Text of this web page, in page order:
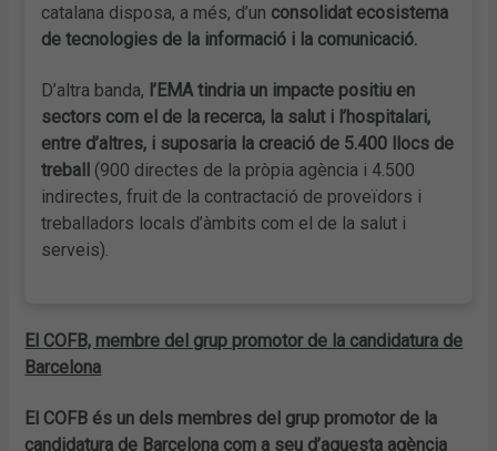
catalana disposa, a més, d’un consolidat ecosistema
de tecnologies de la informació i la comunicació.
D’altra banda, l’EMA tindria un impacte positiu en
sectors com el de la recerca, la salut i l’hospitalari,
entre d’altres, i suposaria la creació de 5.400 llocs de
treball (900 directes de la pròpia agència i 4.500
indirectes, fruit de la contractació de proveïdors i
treballadors locals d’àmbits com el de la salut i
serveis).
El COFB, membre del grup promotor de la candidatura de
Barcelona
El COFB és un dels membres del grup promotor de la
candidatura de Barcelona com a seu d’aquesta agència